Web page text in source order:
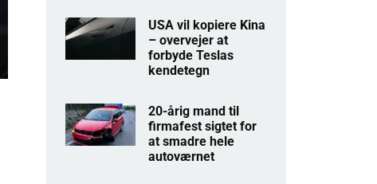
USA vil kopiere Kina
– overvejer at
forbyde Teslas
kendetegn
20-årig mand til
firmafest sigtet for
at smadre hele
autoværnet